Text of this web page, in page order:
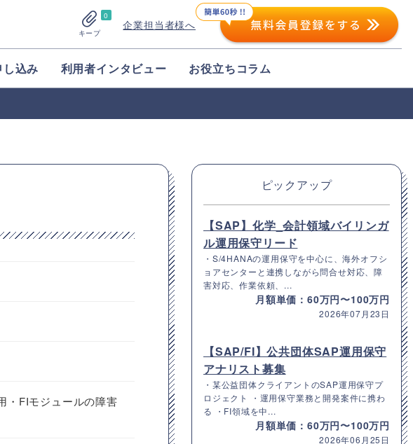
0
キープ
企業担当者様へ
込み 利用者インタビュー お役立ちコラム
・FIモジュールの障害
ピックアップ
【SAP】化学_会計領域バイリンガ
ル運用保守リード
・S/4HANAの運用保守を中心に、海外オフシ
ョアセンターと連携しながら問合せ対応、障
害対応、作業依頼、...
月額単価：60万円〜100万円
2026年07月23日
【SAP/FI】公共団体SAP運用保守
アナリスト募集
・某公益団体クライアントのSAP運用保守プ
ロジェクト ・運用保守業務と開発案件に携わ
る ・FI領域を中...
月額単価：60万円〜100万円
2026年06月25日